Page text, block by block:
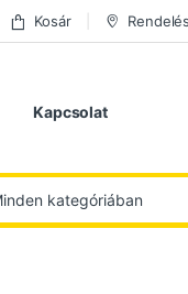
Kosár
Kapcsolat